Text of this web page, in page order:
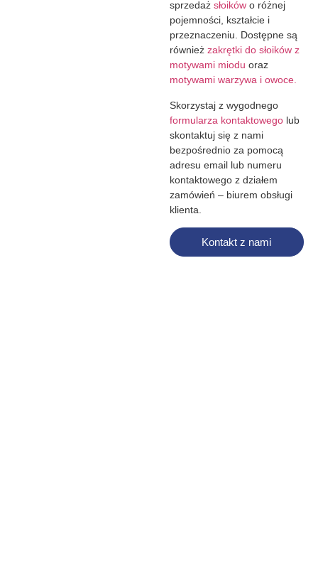
sprzedaż słoikówo różnej
pojemności, kształcie i
przeznaczeniu. Dostępne są
również zakrętki do słoików z
motywami miodu oraz
motywami warzywa i owoce.
Skorzystaj z wygodnego
formularza kontaktowegolub
skontaktuj się z nami
bezpośrednio za pomocą
adresu email lub numeru
kontaktowego z działem
zamówień – biurem obsługi
klienta.
Kontakt z nami